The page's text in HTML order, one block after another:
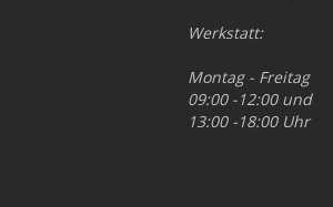
Werkstatt:
Montag - Freitag
09:00 -12:00 und
13:00 -18:00 Uhr